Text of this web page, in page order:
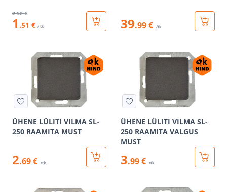
2.52 €
1 .51 € / tk 39.99 € /tk
ÜHENE LÜLITI VILMA SL-
250 RAAMITA MUST
2.69 € /tk
ÜHENE LÜLITI VILMA SL-
250 RAAMITA VALGUS
MUST
3.99 € /tk